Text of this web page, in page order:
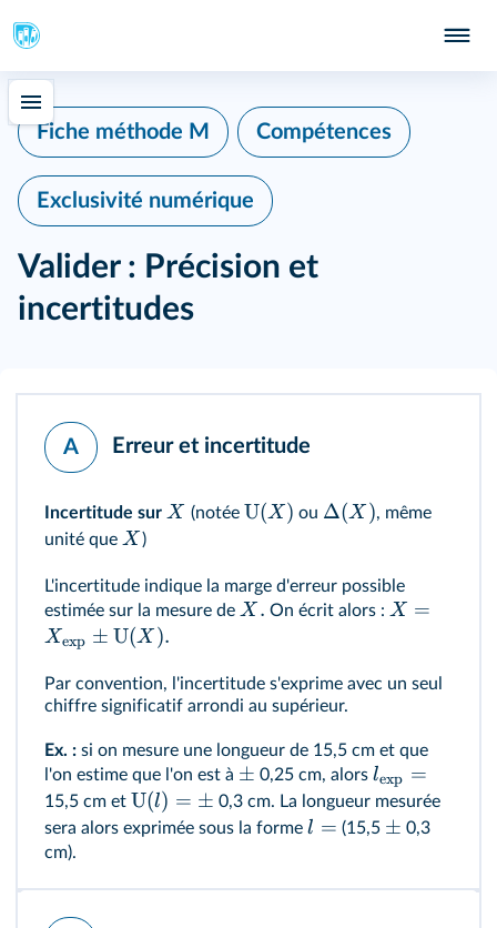
Fiche méthode M Compétences
Exclusivité numérique
Valider : Précision et
incertitudes
A Erreur et incertitude
Incertitude sur X (notée U(X) ou Δ(X ), même
unité que X )
L'incertitude indique la marge d'erreur possible
estimée sur la mesure de X . On écrit alors : X =
Xexp ± U(X ).
Par convention, l'incertitude s'exprime avec un seul
chiffre significatif arrondi au supérieur.
Ex. : si on mesure une longueur de 15,5 cm et que
l'on estime que l'on est à ± 0,25 cm, alors lexp =
15,5 cm et U(l) = ± 0,3 cm. La longueur mesurée
sera alors exprimée sous la forme l = (15,5 ± 0,3
cm).